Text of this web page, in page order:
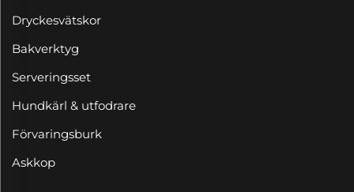
Dryckesvätskor
Bakverktyg
Serveringsset
Hundkärl & utfodrare
Förvaringsburk
Askkop